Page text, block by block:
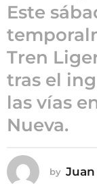
a
g
o
7
m
s
e
a
g
Este
Tren
tras el
las vías
Nueva.
by Juan